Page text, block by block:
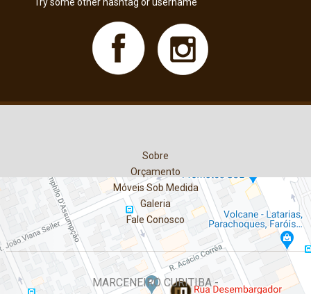
Try some other hashtag or username
Sobre
Orçamento
Móveis Sob Medida
Galeria
Fale Conosco
MARCENEIRO CURITIBA -